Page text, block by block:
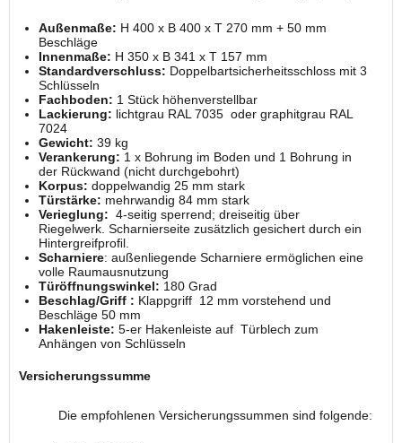
Außenmaße: H 400 x B 400 x T 270 mm + 50 mm
Beschläge
Innenmaße: H 350 x B 341 x T 157 mm
Standardverschluss: Doppelbartsicherheitsschloss mit 3
Schlüsseln
Fachboden: 1 Stück höhenverstellbar
Lackierung: lichtgrau RAL 7035 oder graphitgrau RAL
7024
Gewicht: 39 kg
Verankerung: 1 x Bohrung im Boden und 1 Bohrung in
der Rückwand (nicht durchgebohrt)
Korpus: doppelwandig 25 mm stark
Türstärke: mehrwandig 84 mm stark
Verieglung: 4-seitig sperrend; dreiseitig über
Riegelwerk. Scharnierseite zusätzlich gesichert durch ein
Hintergreifproﬁl.
Scharniere: außenliegende Scharniere ermöglichen eine
volle Raumausnutzung
Türöffnungswinkel: 180 Grad
Beschlag/Griff : Klappgriff 12 mm vorstehend und
Beschläge 50 mm
Hakenleiste: 5-er Hakenleiste auf Türblech zum
Anhängen von Schlüsseln
Versicherungssumme
Die empfohlenen Versicherungssummen sind folgende: